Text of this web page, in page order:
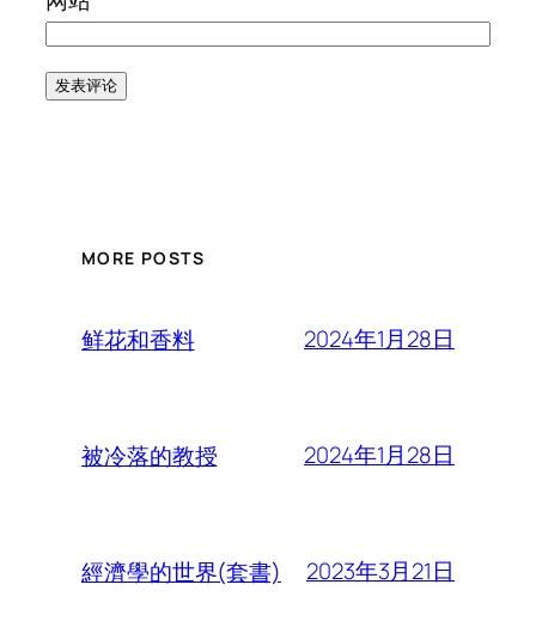
MORE POSTS
鲜花和香料 2024年1月28日
被冷落的教授 2024年1月28日
經濟學的世界(套書) 2023年3月21日